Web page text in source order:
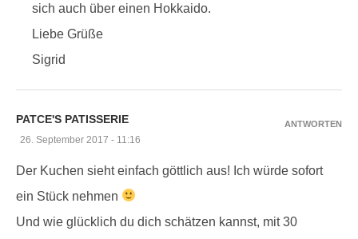
sich auch über einen Hokkaido.
Liebe Grüße
Sigrid
PATCE'S PATISSERIE
26. September 2017 - 11:16
Der Kuchen sieht einfach göttlich aus! Ich würde sofort
ein Stück nehmen
Und wie glücklich du dich schätzen kannst, mit 30
ANTWORTEN